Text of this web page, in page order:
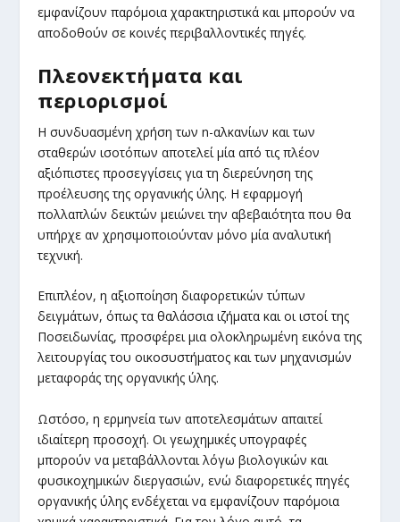
εμφανίζουν παρόμοια χαρακτηριστικά και μπορούν να
αποδοθούν σε κοινές περιβαλλοντικές πηγές.
Πλεονεκτήματα και
περιορισμοί
Η συνδυασμένη χρήση των n-αλκανίων και των
σταθερών ισοτόπων αποτελεί μία από τις πλέον
αξιόπιστες προσεγγίσεις για τη διερεύνηση της
προέλευσης της οργανικής ύλης. Η εφαρμογή
πολλαπλών δεικτών μειώνει την αβεβαιότητα που θα
υπήρχε αν χρησιμοποιούνταν μόνο μία αναλυτική
τεχνική.
Επιπλέον, η αξιοποίηση διαφορετικών τύπων
δειγμάτων, όπως τα θαλάσσια ιζήματα και οι ιστοί της
Ποσειδωνίας, προσφέρει μια ολοκληρωμένη εικόνα της
λειτουργίας του οικοσυστήματος και των μηχανισμών
μεταφοράς της οργανικής ύλης.
Ωστόσο, η ερμηνεία των αποτελεσμάτων απαιτεί
ιδιαίτερη προσοχή. Οι γεωχημικές υπογραφές
μπορούν να μεταβάλλονται λόγω βιολογικών και
φυσικοχημικών διεργασιών, ενώ διαφορετικές πηγές
οργανικής ύλης ενδέχεται να εμφανίζουν παρόμοια